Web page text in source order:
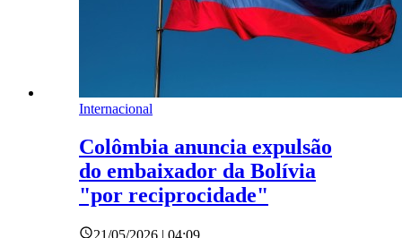
Internacional
Colômbia anuncia expulsão
do embaixador da Bolívia
"por reciprocidade"